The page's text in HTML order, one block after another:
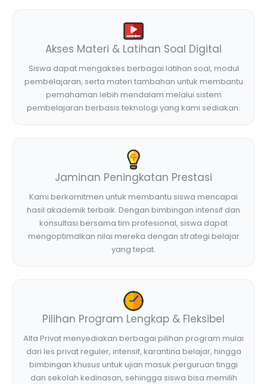
Akses Materi & Latihan Soal Digital
Siswa dapat mengakses berbagai latihan soal, modul
pembelajaran, serta materi tambahan untuk membantu
pemahaman lebih mendalam melalui sistem
pembelajaran berbasis teknologi yang kami sediakan.
Jaminan Peningkatan Prestasi
Kami berkomitmen untuk membantu siswa mencapai
hasil akademik terbaik. Dengan bimbingan intensif dan
konsultasi bersama tim profesional, siswa dapat
mengoptimalkan nilai mereka dengan strategi belajar
yang tepat.
Pilihan Program Lengkap & Fleksibel
Alfa Privat menyediakan berbagai pilihan program mulai
dari les privat reguler, intensif, karantina belajar, hingga
bimbingan khusus untuk ujian masuk perguruan tinggi
dan sekolah kedinasan, sehingga siswa bisa memilih